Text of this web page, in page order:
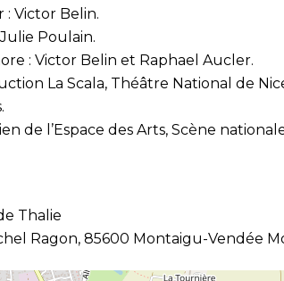
: Victor Belin.
Poulain.
: Victor Belin et Raphael Aucler.
La Scala, Théâtre National de
de l’Espace des Arts, Scène
Thalie
Ragon, 85600 Montaigu-Vendée